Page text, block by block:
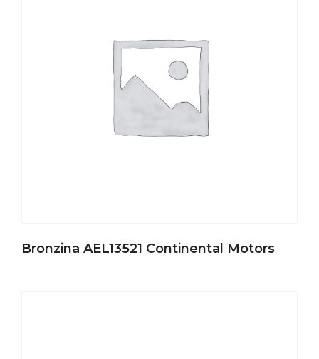
Bronzina AEL13521 Continental Motors